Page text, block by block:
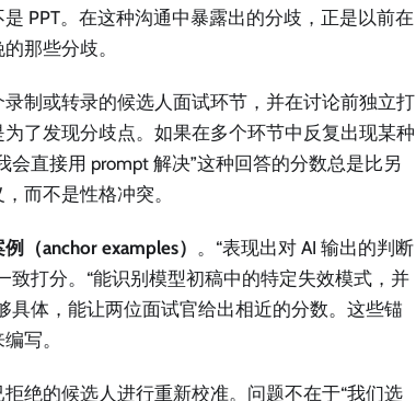
PPT。在这种沟通中暴露出的分歧，正是以前在
那些分歧。
制或转录的候选人面试环节，并在讨论前独立打
了发现分歧点。如果在多个环节中反复出现某种
会直接用 prompt 解决”这种回答的分数总是比另
而不是性格冲突。
（anchor examples） 。“表现出对 AI 输出的判断
致打分。“能识别模型初稿中的特定失效模式，并
具体，能让两位面试官给出相近的分数。这些锚
写。
绝的候选人进行重新校准。问题不在于“我们选